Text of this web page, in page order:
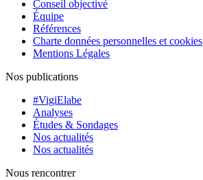
Conseil objectivé
Équipe
Références
Charte données personnelles et cookies
Mentions Légales
Nos publications
#VigiElabe
Analyses
Études & Sondages
Nos actualités
Nos actualités
Nous rencontrer